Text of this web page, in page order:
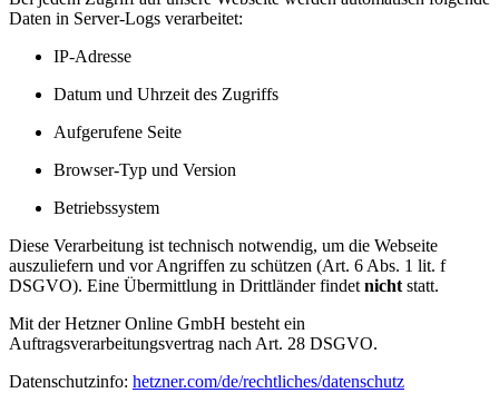
Daten in Server-Logs verarbeitet:
IP-Adresse
Datum und Uhrzeit des Zugriffs
Aufgerufene Seite
Browser-Typ und Version
Betriebssystem
Diese Verarbeitung ist technisch notwendig, um die Webseite
auszuliefern und vor Angriffen zu schützen (Art. 6 Abs. 1 lit. f
DSGVO). Eine Übermittlung in Drittländer findet nicht statt.
Mit der Hetzner Online GmbH besteht ein
Auftragsverarbeitungsvertrag nach Art. 28 DSGVO.
Datenschutzinfo: hetzner.com/de/rechtliches/datenschutz